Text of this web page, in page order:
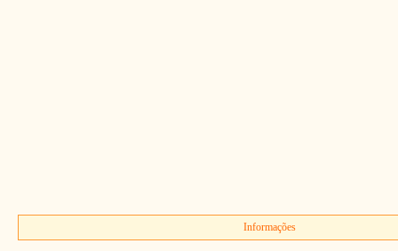
Informações